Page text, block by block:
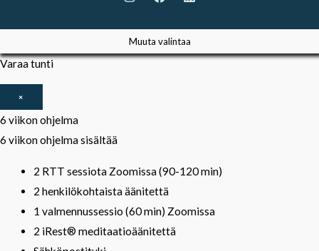
Muuta valintaa
Varaa tunti
×
6 viikon ohjelma
6 viikon ohjelma sisältää
2 RTT sessiota Zoomissa (90-120 min)
2 henkilökohtaista äänitettä
1 valmennussessio (60 min) Zoomissa
2 iRest® meditaatioäänitettä